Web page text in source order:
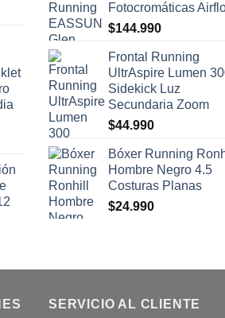
Fotocromáticas
$144.990
Frontal Running
UltrAspire Lumen
Sidekick Luz
Secundaria Zoom
$44.990
Bóxer Running
Hombre Negro 4.5
Costuras Planas
$24.990
SERVICIO AL CLIENTE